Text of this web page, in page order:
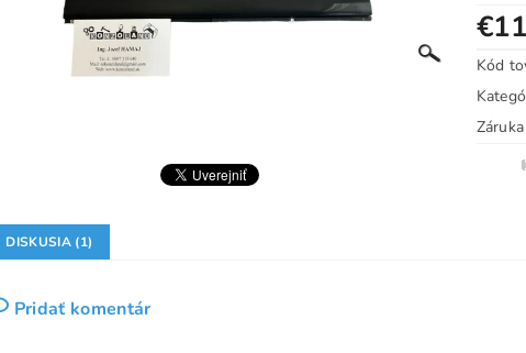
Kód
Záruka
DISKUSIA (1)
Pridať komentár